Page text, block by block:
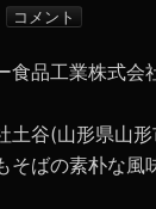
コメント
食品工業株式会
土谷(山形県山形
そばの素朴な風